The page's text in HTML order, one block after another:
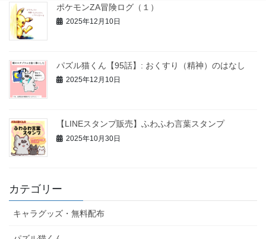
ポケモンZA冒険ログ（１）
2025年12月10日
パズル猫くん【95話】: おくすり（精神）のはなし
2025年12月10日
【LINEスタンプ販売】ふわふわ言葉スタンプ
2025年10月30日
カテゴリー
キャラグッズ・無料配布